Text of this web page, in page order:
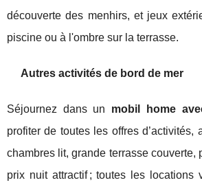
découverte des menhirs, et jeux
piscine ou à l'ombre sur la terrasse.
Autres activités de bord de mer
Séjournez dans un mobil home
profiter de toutes les offres d’activités,
chambres lit, grande terrasse couverte,
prix nuit attractif ; toutes les locations